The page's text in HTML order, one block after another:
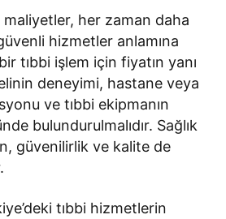
her zaman daha
hizmetler anlamına
tıbbi işlem için fiyatın yanı
deneyimi, hastane veya
ve tıbbi ekipmanın
bulundurulmalıdır. Sağlık
güvenilirlik ve kalite de
tıbbi hizmetlerin